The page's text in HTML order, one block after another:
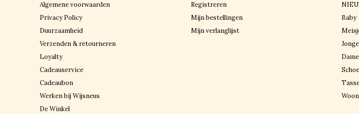
Algemene voorwaarden
Privacy Policy
Duurzaamheid
Verzenden & retourneren
Loyalty
Cadeauservice
Cadeaubon
Werken bij Wijsneus
De Winkel
Registreren
Mijn bestellingen
Mijn verlanglijst
Baby